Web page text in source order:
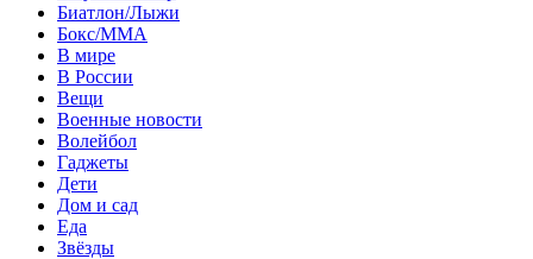
Биатлон/Лыжи
Бокс/MMA
В мире
В России
Вещи
Военные новости
Волейбол
Гаджеты
Дети
Дом и сад
Еда
Звёзды